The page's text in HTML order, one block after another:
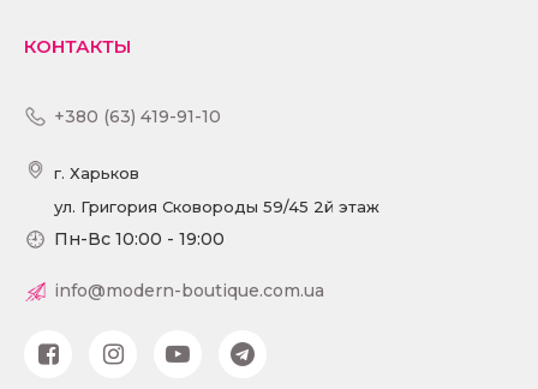
КОНТАКТЫ
+380 (63) 419-91-10
г. Харьков
ул. Григория Сковороды 59/45 2й этаж
Пн-Вс 10:00 - 19:00
info@modern-boutique.com.ua